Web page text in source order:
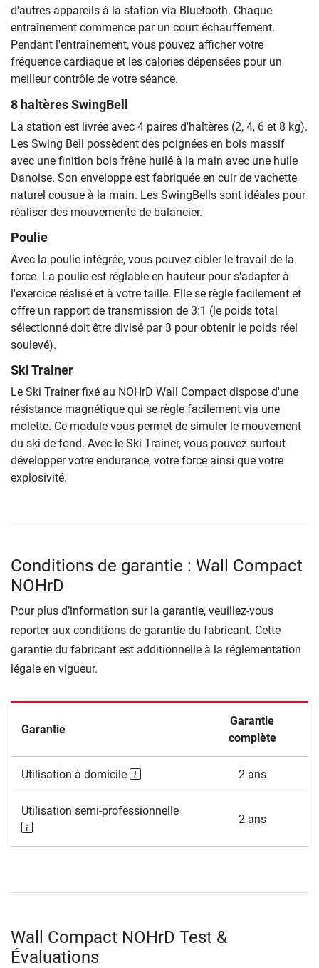
d'autres appareils à la station via Bluetooth. Chaque
entraînement commence par un court échauffement.
Pendant l'entraînement, vous pouvez afficher votre
fréquence cardiaque et les calories dépensées pour un
meilleur contrôle de votre séance.
8 haltères SwingBell
La station est livrée avec 4 paires d'haltères (2, 4, 6 et 8 kg).
Les Swing Bell possèdent des poignées en bois massif
avec une finition bois frêne huilé à la main avec une huile
Danoise. Son enveloppe est fabriquée en cuir de vachette
naturel cousue à la main. Les SwingBells sont idéales pour
réaliser des mouvements de balancier.
Poulie
Avec la poulie intégrée, vous pouvez cibler le travail de la
force. La poulie est réglable en hauteur pour s'adapter à
l'exercice réalisé et à votre taille. Elle se règle facilement et
offre un rapport de transmission de 3:1 (le poids total
sélectionné doit être divisé par 3 pour obtenir le poids réel
soulevé).
Ski Trainer
Le Ski Trainer fixé au NOHrD Wall Compact dispose d'une
résistance magnétique qui se règle facilement via une
molette. Ce module vous permet de simuler le mouvement
du ski de fond. Avec le Ski Trainer, vous pouvez surtout
développer votre endurance, votre force ainsi que votre
explosivité.
Conditions de garantie : Wall Compact
NOHrD
Pour plus d’information sur la garantie, veuillez-vous
reporter aux conditions de garantie du fabricant. Cette
garantie du fabricant est additionnelle à la réglementation
légale en vigueur.
Garantie
Garantie
complète
Utilisation à domicile 2 ans
Utilisation semi-professionnelle
2 ans
Wall Compact NOHrD Test &
Évaluations